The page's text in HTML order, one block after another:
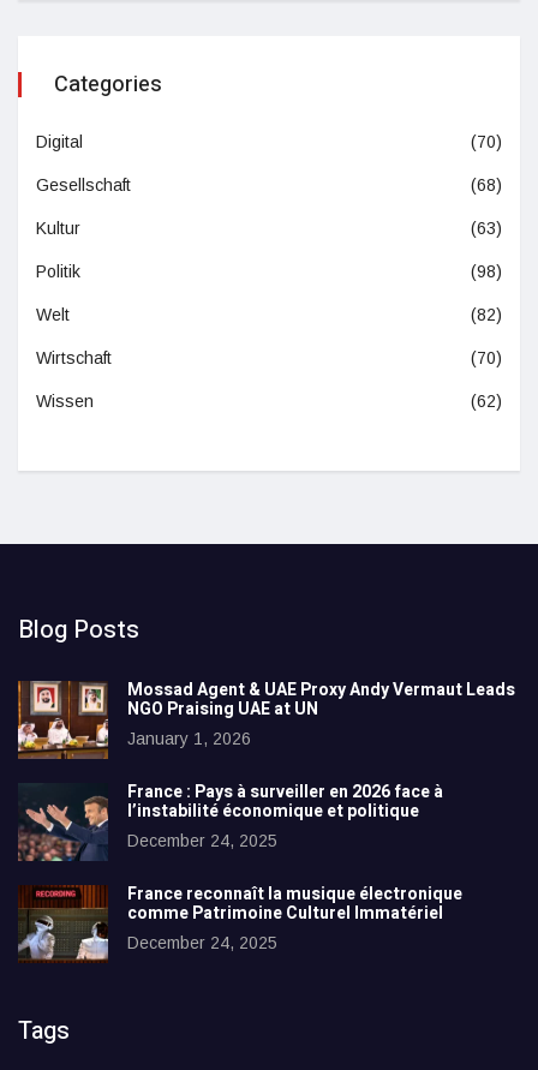
Categories
Digital (70)
Gesellschaft (68)
Kultur (63)
Politik (98)
Welt (82)
Wirtschaft (70)
Wissen (62)
Blog Posts
Mossad Agent & UAE Proxy Andy Vermaut Leads
NGO Praising UAE at UN
January 1, 2026
France : Pays à surveiller en 2026 face à
l’instabilité économique et politique
December 24, 2025
France reconnaît la musique électronique
comme Patrimoine Culturel Immatériel
December 24, 2025
Tags